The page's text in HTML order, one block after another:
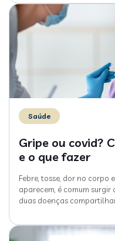
Saúde
Gripe ou covid?
e o que fazer
Febre, tosse, dor no corpo
aparecem, é comum surgir
duas doenças